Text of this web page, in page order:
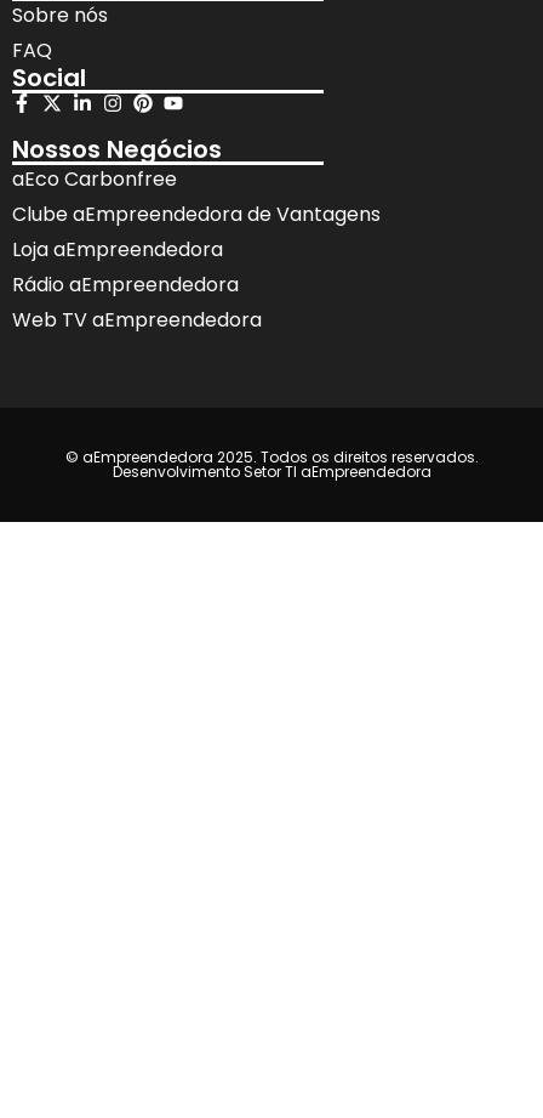
Sobre nós
FAQ
Social
Nossos Negócios
aEco Carbonfree
Clube aEmpreendedora de Vantagens
Loja aEmpreendedora
Rádio aEmpreendedora
Web TV aEmpreendedora
© aEmpreendedora 2025. Todos os direitos reservados.
Desenvolvimento Setor TI aEmpreendedora